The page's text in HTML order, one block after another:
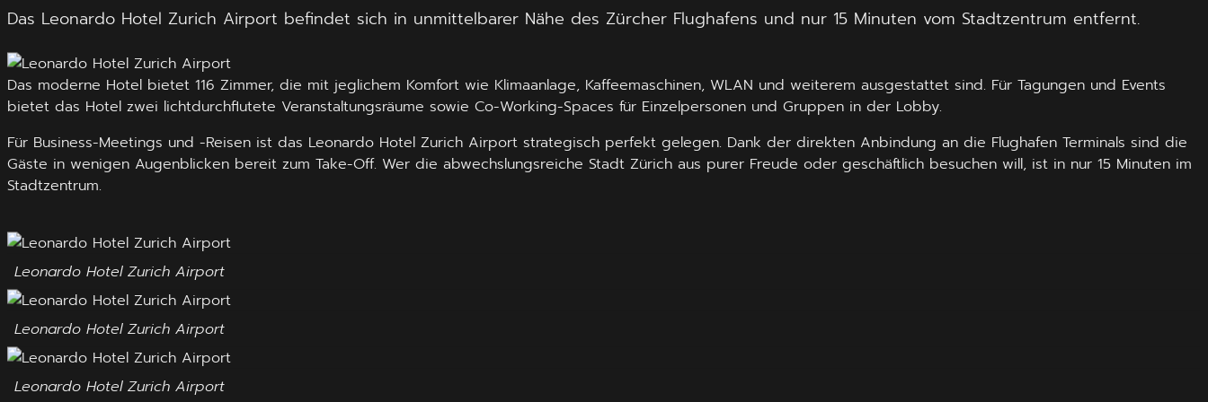
Das Leonardo Hotel Zurich Airport befindet sich in unmittelbarer Nähe des Zürcher Flughafens und nur 15 Minuten vom Stadtzentrum entfernt.
Das moderne Hotel bietet 116 Zimmer, die mit jeglichem Komfort wie Klimaanlage, Kaffeemaschinen, WLAN und weiterem ausgestattet sind. Für Tagungen und Events
bietet das Hotel zwei lichtdurchflutete Veranstaltungsräume sowie Co-Working-Spaces für Einzelpersonen und Gruppen in der Lobby.
Für Business-Meetings und -Reisen ist das Leonardo Hotel Zurich Airport strategisch perfekt gelegen. Dank der direkten Anbindung an die Flughafen Terminals sind die
Gäste in wenigen Augenblicken bereit zum Take-Off. Wer die abwechslungsreiche Stadt Zürich aus purer Freude oder geschäftlich besuchen will, ist in nur 15 Minuten im
Stadtzentrum.
Leonardo Hotel Zurich Airport
Leonardo Hotel Zurich Airport
Leonardo Hotel Zurich Airport